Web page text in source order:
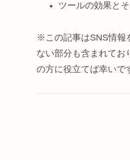
ツールの効果と
※この記事はSNS情報
ない部分も含まれてお
の方に役立てば幸いで